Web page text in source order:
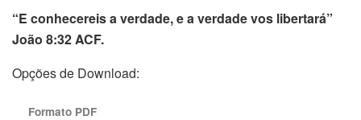
“E conhecereis a verdade, e a verdade vos libertará”
João 8:32 ACF.
Opções de Download:
Formato PDF